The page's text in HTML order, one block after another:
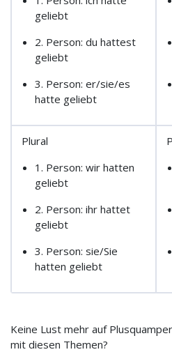
geliebt
2. Person: du hattest
geliebt
3. Person: er/sie/es
hatte geliebt
Plural
1. Person: wir hatten
geliebt
2. Person: ihr hattet
geliebt
3. Person: sie/Sie
hatten geliebt
Keine Lust mehr auf
mit diesen Themen?